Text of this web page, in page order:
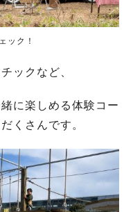
ック！
ックなど、
に楽しめる体験コー
くさんです。